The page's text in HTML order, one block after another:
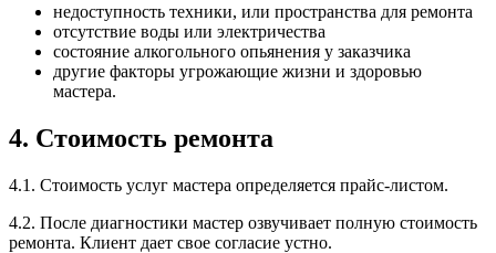
недоступность техники, или пространства для ремонта
отсутствие воды или электричества
состояние алкогольного опьянения у заказчика
другие факторы угрожающие жизни и здоровью
мастера.
4. Стоимость ремонта
4.1. Стоимость услуг мастера определяется прайс-листом.
4.2. После диагностики мастер озвучивает полную стоимость
ремонта. Клиент дает свое согласие устно.